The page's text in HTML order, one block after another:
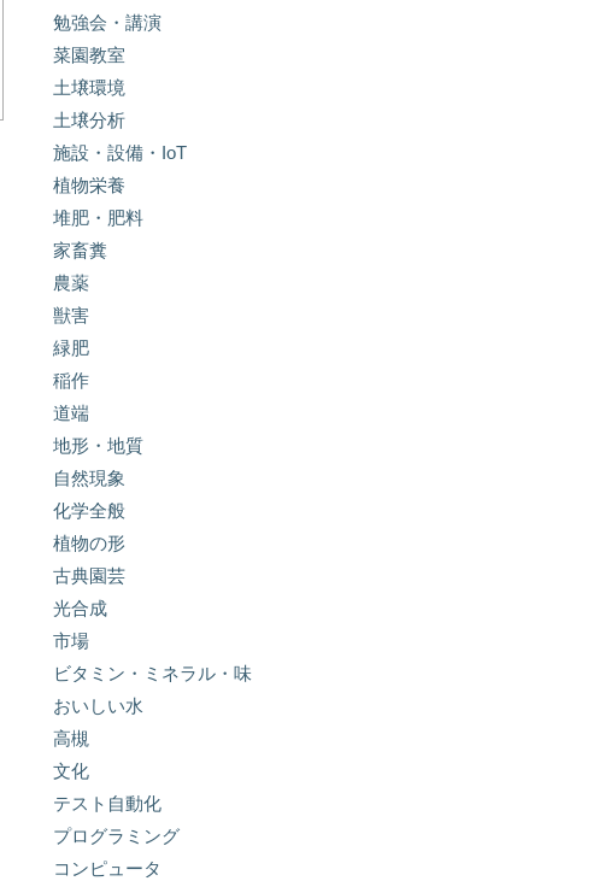
勉強会・講演
菜園教室
土壌環境
土壌分析
施設・設備・IoT
植物栄養
堆肥・肥料
家畜糞
農薬
獣害
緑肥
稲作
道端
地形・地質
自然現象
化学全般
植物の形
古典園芸
光合成
市場
ビタミン・ミネラル・味
おいしい水
高槻
文化
テスト自動化
プログラミング
コンピュータ